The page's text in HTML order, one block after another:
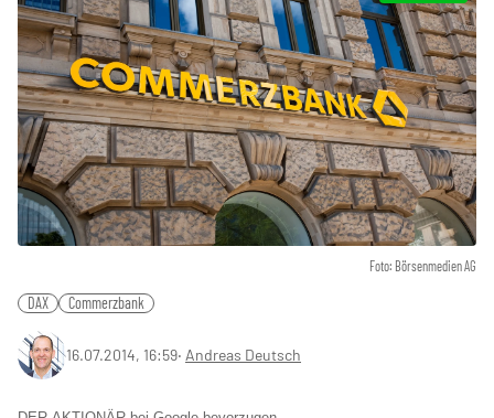
Foto: Börsenmedien AG
DAX Commerzbank
16.07.2014, 16:59‧ Andreas Deutsch